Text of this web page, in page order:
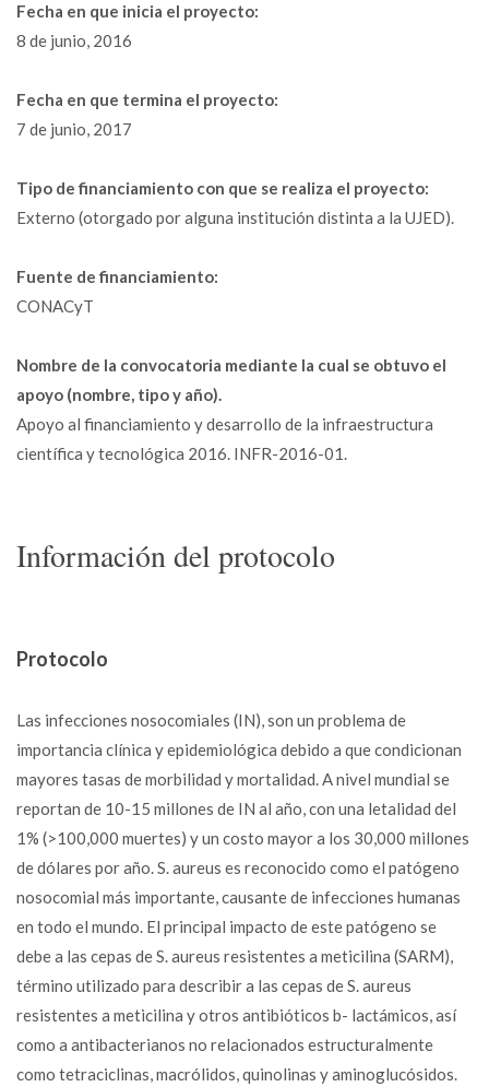
Fecha en que inicia el proyecto:
8 de junio, 2016
Fecha en que termina el proyecto:
7 de junio, 2017
Tipo de financiamiento con que se realiza el proyecto:
Externo (otorgado por alguna institución distinta a la UJED).
Fuente de financiamiento:
CONACyT
Nombre de la convocatoria mediante la cual se obtuvo el
apoyo (nombre, tipo y año).
Apoyo al financiamiento y desarrollo de la infraestructura
científica y tecnológica 2016. INFR-2016-01.
Información del protocolo
Protocolo
Las infecciones nosocomiales (IN), son un problema de
importancia clínica y epidemiológica debido a que condicionan
mayores tasas de morbilidad y mortalidad. A nivel mundial se
reportan de 10-15 millones de IN al año, con una letalidad del
1% (>100,000 muertes) y un costo mayor a los 30,000 millones
de dólares por año. S. aureus es reconocido como el patógeno
nosocomial más importante, causante de infecciones humanas
en todo el mundo. El principal impacto de este patógeno se
debe a las cepas de S. aureus resistentes a meticilina (SARM),
término utilizado para describir a las cepas de S. aureus
resistentes a meticilina y otros antibióticos b- lactámicos, así
como a antibacterianos no relacionados estructuralmente
como tetraciclinas, macrólidos, quinolinas y aminoglucósidos.